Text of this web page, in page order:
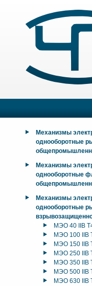
Механизмы
однооборотные
Механизмы
однооборотные
Механизмы
однооборотные
МЭО 40 IIB
МЭО 100 IIB
МЭО 150 IIB
МЭО 250 IIB
МЭО 350 IIB
МЭО 500 IIB
МЭО 630 IIB